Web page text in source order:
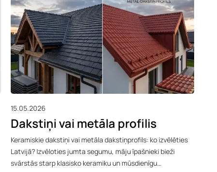
15.05.2026
Dakstiņi vai metāla profilis
Keramiskie dakstiņi vai metāla dakstiņprofils: ko izvēlēties
Latvijā? Izvēloties jumta segumu, māju īpašnieki bieži
svārstās starp klasisko keramiku un mūsdienīgu…